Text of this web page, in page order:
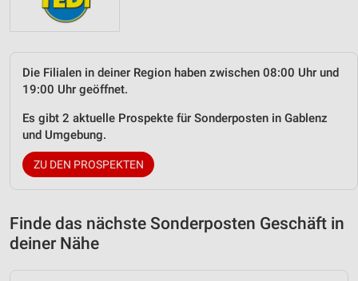
Die Filialen in deiner Region haben zwischen 08:00 Uhr und
19:00 Uhr geöffnet.
Es gibt 2 aktuelle Prospekte für Sonderposten in Gablenz
und Umgebung.
ZU DEN PROSPEKTEN
Finde das nächste Sonderposten Geschäft in
deiner Nähe